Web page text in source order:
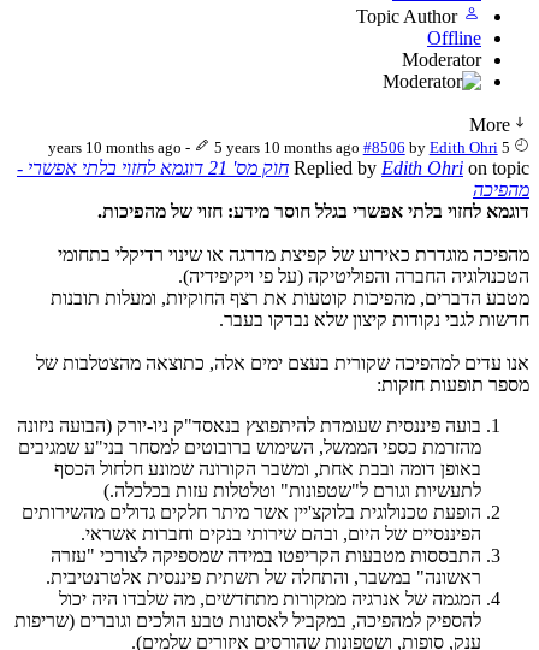
Topic Author
Offline
Moderator
More
5 years 10 months ago
- 5 years 10 months ago #8506 by Edith Ohri
Replied by Edith Ohri on topic
חוק מס' 21 דוגמא לחזוי בלתי אפשרי -
מהפיכה
דוגמא לחזוי בלתי אפשרי בגלל חוסר מידע: חזוי של מהפיכות.
מהפיכה מוגדרת כאירוע של קפיצת מדרגה או שינוי רדיקלי בתחומי
הטכנולוגיה החברה והפוליטיקה (על פי ויקיפידיה).
מטבע הדברים, מהפיכות קוטעות את רצף החוקיות, ומעלות תובנות
חדשות לגבי נקודות קיצון שלא נבדקו בעבר.
אנו עדים למהפיכה שקורית בעצם ימים אלה, כתוצאה מהצטלבות של
מספר תופעות חזקות:
בועה פיננסית שעומדת להיתפוצץ בנאסד"ק ניו-יורק (הבועה ניזונה
מהזרמת כספי הממשל, השימוש ברובוטים למסחר בני"ע שמגיבים
באופן דומה ובבת אחת, ומשבר הקורונה שמונע חלחול הכסף
לתעשיות וגורם ל"שטפונות" וטלטלות עזות בכלכלה.)
הופעת טכנולוגית בלוקצ'יין אשר מיתר חלקים גדולים מהשירותים
הפיננסיים של היום, ובהם שירותי בנקים וחברות אשראי.
התבססות מטבעות הקריפטו במידה שמספיקה לצורכי "עזרה
ראשונה" במשבר, והתחלה של תשתית פיננסית אלטרנטיבית.
המגמה של אנרגיה ממקורות מתחדשים, מה שלבדו היה יכול
להספיק למהפיכה, במקביל לאסונות טבע הולכים וגוברים (שריפות
ענק, סופות, ושטפונות שהורסים איזורים שלמים).